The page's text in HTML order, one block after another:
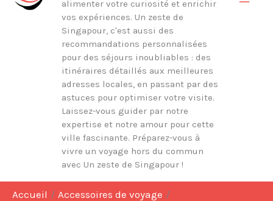
alimenter votre curiosité et enrichir
vos expériences. Un zeste de
Singapour, c'est aussi des
recommandations personnalisées
pour des séjours inoubliables : des
itinéraires détaillés aux meilleures
adresses locales, en passant par des
astuces pour optimiser votre visite.
Laissez-vous guider par notre
expertise et notre amour pour cette
ville fascinante. Préparez-vous à
vivre un voyage hors du commun
avec Un zeste de Singapour !
Accueil
Accessoires de voyage